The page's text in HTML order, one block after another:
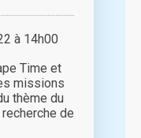
à 14h00
Time et
missions
thème du
de